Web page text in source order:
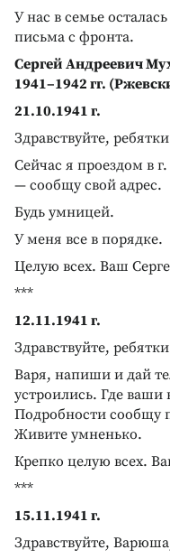
У нас в семье
письма с фронта.
Сергей Андреевич
1941–1942 гг.
21.10.1941 г.
Здравствуйте,
Сейчас я проездом в
— сообщу свой адрес.
Будь умницей.
У меня все в порядке.
Целую всех. Ваш
***
12.11.1941 г.
Здравствуйте,
Варя, напиши и дай
устроились. Где ваши
Подробности сообщу
Живите умненько.
Крепко целую всех.
***
15.11.1941 г.
Здравствуйте,